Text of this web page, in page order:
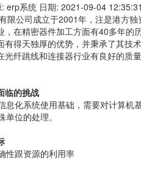
erp系统 日期: 2021-09-04 12:35:31
限公司成立于2001年，注是港方
，在精密器件加工方面有40多年
有得天独厚的优势，并秉承了其技
光纤跳线和连接器行业有良好的质
临的挑战
化系统使用基础，需要对计算机
位的处理。
性跟资源的利用率